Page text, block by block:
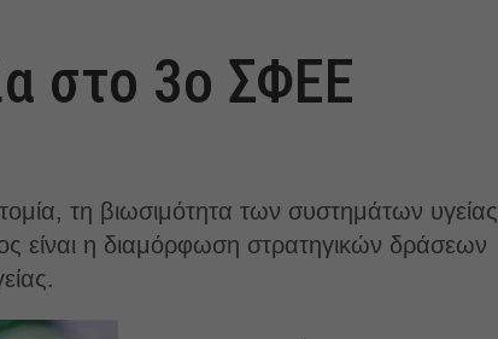
στο 3ο ΣΦΕΕ
τη βιωσιμότητα των συστημάτων υγείας
είναι η διαμόρφωση στρατηγικών δράσεων